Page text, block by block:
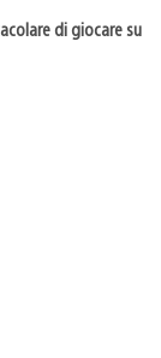
di giocare su